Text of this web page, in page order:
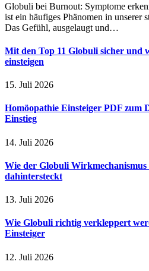
Globuli bei Burnout: Symptome
ist ein häufiges Phänomen in unserer
Das Gefühl, ausgelaugt und…
Mit den Top 11 Globuli sicher und
einsteigen
15. Juli 2026
Homöopathie Einsteiger PDF zum
Einstieg
14. Juli 2026
Wie der Globuli
dahintersteckt
13. Juli 2026
Wie Globuli richtig verkleppert
Einsteiger
12. Juli 2026